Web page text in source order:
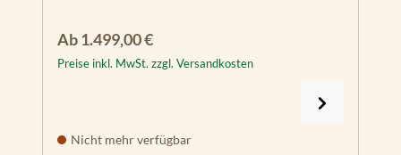
Regulärer Preis:
Ab1.499,00 €
Preise inkl. MwSt. zzgl. Versandkosten
Nicht mehr verfügbar